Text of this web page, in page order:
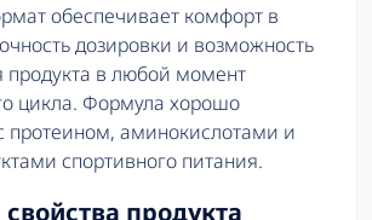
обеспечивает комфорт в
дозировки и возможность
продукта в любой момент
цикла. Формула хорошо
протеином, аминокислотами и
спортивного питания.
продукта